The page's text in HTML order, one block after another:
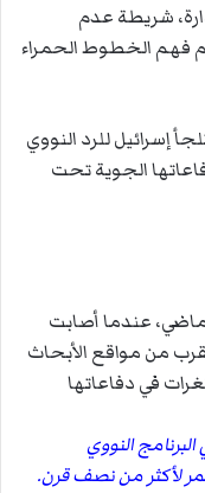
شريطة عدم
الخطوط الحمراء
إسرائيل للرد النووي
الجوية تحت
عندما أصابت
من مواقع الأبحاث
في دفاعاتها
النووي
لأكثر من نصف قرن.